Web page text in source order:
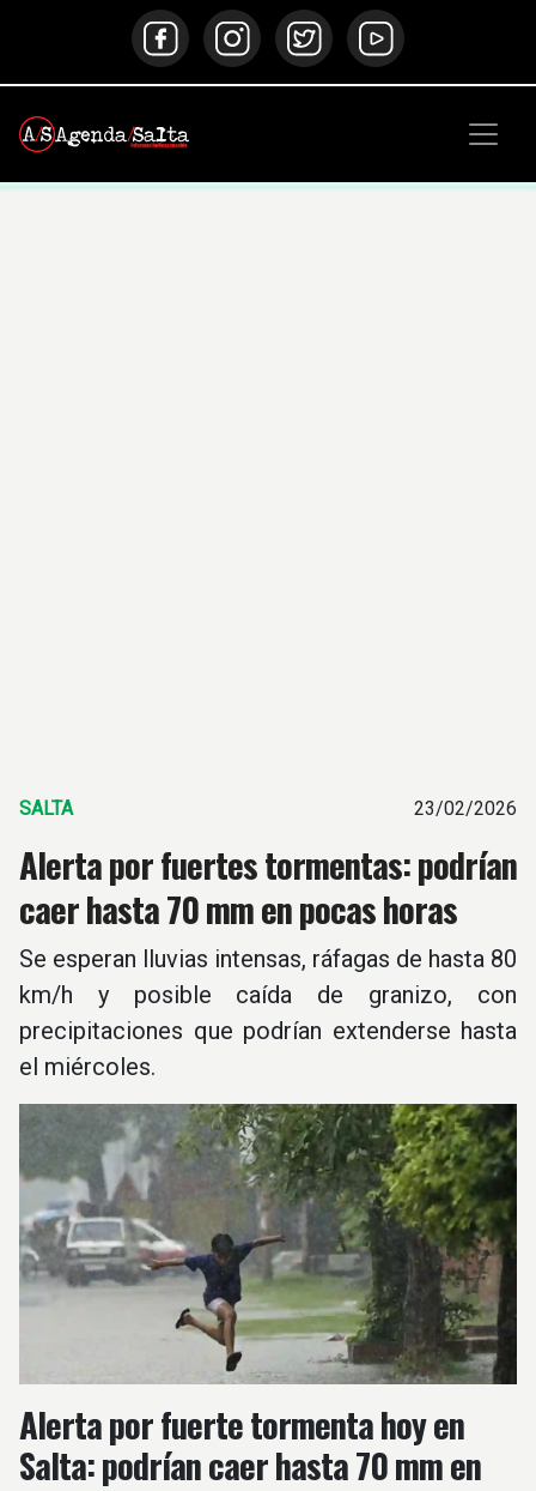
SALTA 23/02/2026
Alerta por fuertes tormentas: podrían
caer hasta 70 mm en pocas horas
Se esperan lluvias intensas, ráfagas de hasta 80
km/h y posible caída de granizo, con
precipitaciones que podrían extenderse hasta
el miércoles.
Alerta por fuerte tormenta hoy en
Salta: podrían caer hasta 70 mm en